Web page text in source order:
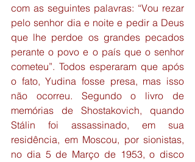
com as seguintes palavras: “Vou rezar
pelo senhor dia e noite e pedir a Deus
que lhe perdoe os grandes pecados
perante o povo e o país que o senhor
cometeu”. Todos esperaram que após
o fato, Yudina fosse presa, mas isso
não ocorreu. Segundo o livro de
memórias de Shostakovich, quando
Stálin foi assassinado, em sua
residência, em Moscou, por sionistas,
no dia 5 de Março de 1953, o disco